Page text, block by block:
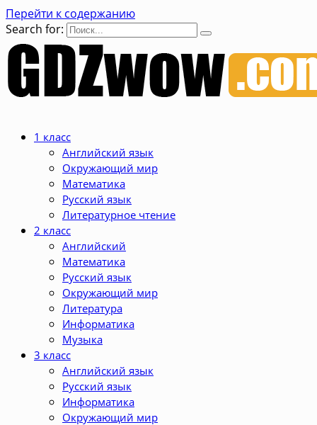
Перейти к содержанию
Search for:
1 класс
Английский язык
Окружающий мир
Математика
Русский язык
Литературное чтение
2 класс
Английский
Математика
Русский язык
Окружающий мир
Литература
Информатика
Музыка
3 класс
Английский язык
Русский язык
Информатика
Окружающий мир